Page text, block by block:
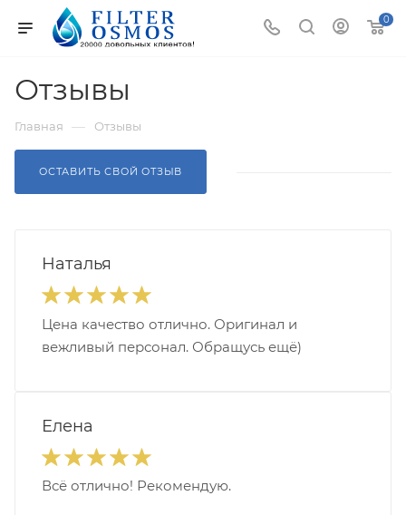
0
Отзывы
Главная — Отзывы
ОСТАВИТЬ СВОЙ ОТЗЫВ
Наталья
Цена качество отлично. Оригинал и
вежливый персонал. Обращусь ещё)
Елена
Всё отлично! Рекомендую.